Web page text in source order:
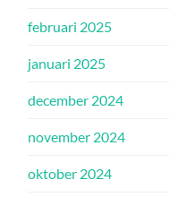
februari 2025
januari 2025
december 2024
november 2024
oktober 2024